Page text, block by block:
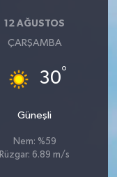
12 AĞUSTOS
ÇARŞAMBA
30°
Güneşli
Nem: %59
Rüzgar: 6.89 m/s